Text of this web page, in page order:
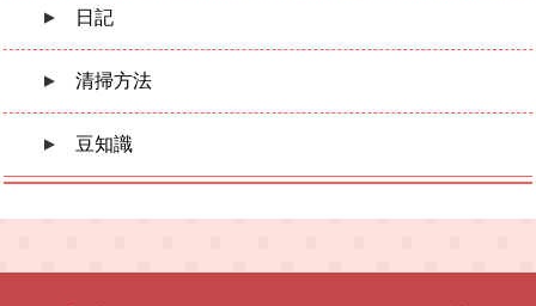
日記
清掃方法
豆知識